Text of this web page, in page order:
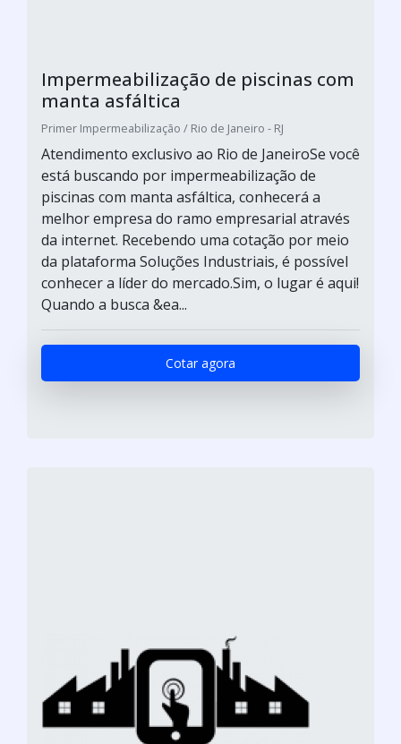
Impermeabilização de piscinas com
manta asfáltica
Primer Impermeabilização / Rio de Janeiro - RJ
Atendimento exclusivo ao Rio de JaneiroSe você
está buscando por impermeabilização de
piscinas com manta asfáltica, conhecerá a
melhor empresa do ramo empresarial através
da internet. Recebendo uma cotação por meio
da plataforma Soluções Industriais, é possível
conhecer a líder do mercado.Sim, o lugar é aqui!
Quando a busca &ea...
Cotar agora